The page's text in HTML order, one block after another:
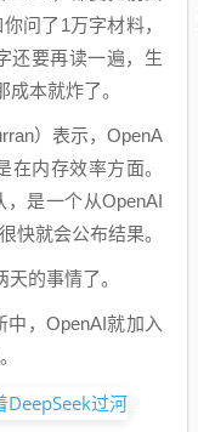
问了1万字材料，
还要再读一遍，生
本就炸了。
）表示，OpenA
在内存效率方面。
是一个从OpenAI
快就会公布结果。
的事情了。
中，OpenAI就加入